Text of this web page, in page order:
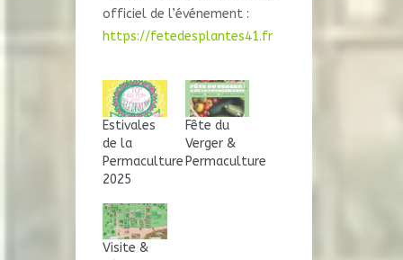
officiel de l’événement :
https://fetedesplantes41.fr
Estivales
de la
Permaculture
2025
Fête du
Verger &
Permaculture
Visite &